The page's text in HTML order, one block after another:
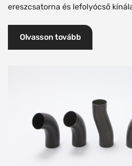
ereszcsatorna és lefolyócső
Olvasson tovább